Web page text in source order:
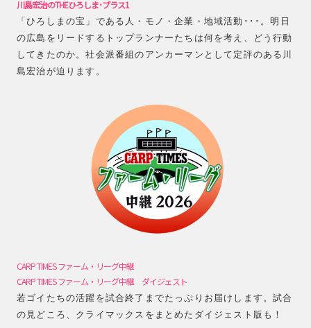
川島宏治のTHEひろしま･プラス1
「ひろしまの宝」である人・モノ・企業・地域活動･･･。明日
の広島をリードするトップランナーたちは何を考え、どう行動
してきたのか。社会派番組のアンカーマンとして定評のある川
島宏治が迫ります。
CARP TIMES ファーム・リーグ中継
CARP TIMES ファーム・リーグ中継 ダイジェスト
若ゴイたちの活躍を試合終了までたっぷりお届けします。試合
の見どころ、クライマックスをまとめたダイジェスト版も！